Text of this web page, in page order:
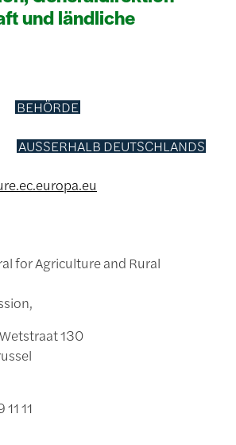
und ländliche
BEHÖRDE
AUSSERHALB DEUTSCHLANDS
for Agriculture and Rural
130
11